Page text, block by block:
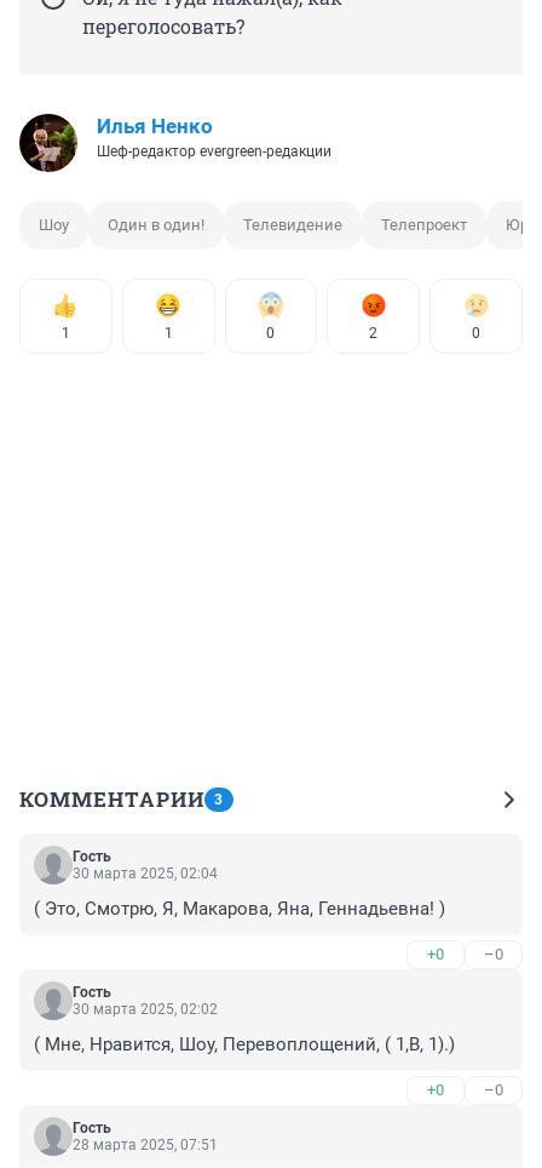
переголосовать?
Илья Ненко
Шеф-редактор evergreen-редакции
Шоу Один в один! Телевидение Телепроект
1 1 0 2 0
КОММЕНТАРИИ 3
Гость
30 марта 2025, 02:04
( Это, Смотрю, Я, Макарова, Яна, Геннадьевна! )
+0 –0
Гость
30 марта 2025, 02:02
( Мне, Нравится, Шоу, Перевоплощений, ( 1,В, 1).)
+0 –0
Гость
28 марта 2025, 07:51